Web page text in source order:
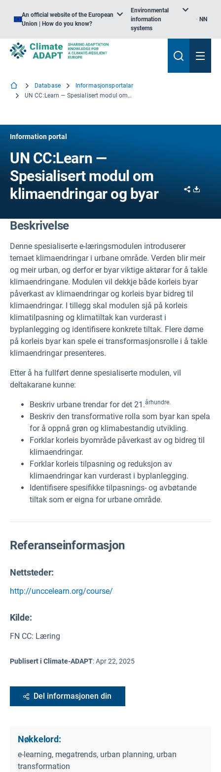
An official website of the European
Union | How do you know?
Environmental
information
systems
NN
Database
Informasjonsportalar
UN CC:Learn — Spesialisert modul om klimaendringar og byar
Information portal
UN CC:Learn —
Spesialisert modul om
klimaendringar og byar
Share
Beskrivelse
Denne spesialiserte e-læringsmodulen introduserer
temaet klimaendringar i urbane område. Verden blir meir
og meir urban, og derfor er byar viktige aktørar for å takle
klimaendringane. Modulen vil dekkje både korleis byar
påverkast av klimaendringar og korleis byar bidreg til
klimaendringar. I tillegg skal modulen sjå på korleis
klimatilpasning og klimatiltak kan vurderast i
byplanlegging og identifisere konkrete tiltak. Flere døme
på korleis byar kan spele ei transformasjonsrolle i å takle
klimaendringar presenteres.
Etter å ha fullført denne spesialiserte modulen, vil
deltakarane kunne:
Beskriv urbane trendar for det 21.århundre.
Beskriv den transformative rolla som byar kan spela
for å oppnå grøn og klimabestandig utvikling.
Forklar korleis byområde påverkast av og bidreg til
klimaendringar.
Forklar korleis tilpasning og reduksjon av
klimaendringar kan vurderast i byplanlegging.
Identifisere spesifikke tilpasnings- og avbøtande
tiltak som er eigna for urbane område.
Referanseinformasjon
Nettsteder:
http://unccelearn.org/course/
Kilde:
FN CC: Læring
Publisert i Climate-ADAPT:Apr 22, 2025
Del informasjonen din
Nøkkelord:
e-learning, megatrends, urban planning, urban
transformation